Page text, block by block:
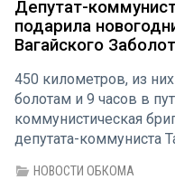
Депутат-
подарила
Вагайского
450 километров, из
болотам и 9 часов в
коммунистическая
депутата-коммуниста
Конечный пункт -
НОВОСТИ ОБКОМА